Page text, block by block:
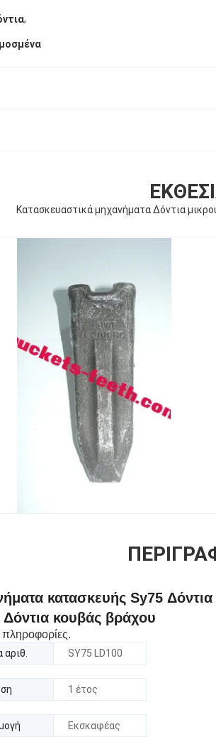
,
Κατασκευαστικά μηχανήματα Δόντια
κατασκευής Sy75
Δόντια κουβάς βράχου
πληροφορίες.
αριθ. SY75 LD100
1 έτος
Εκσκαφέας